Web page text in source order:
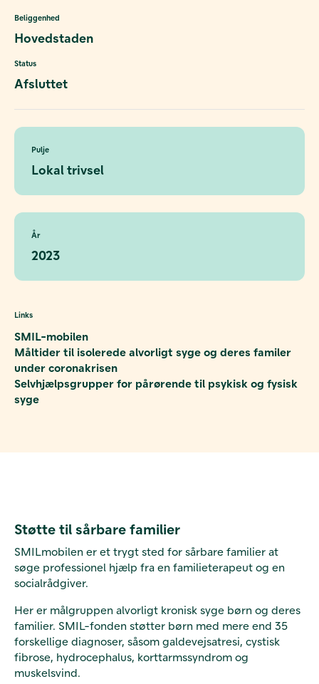
Beliggenhed
Hovedstaden
Status
Afsluttet
Pulje
Lokal trivsel
År
2023
Links
SMIL-mobilen
Måltider til isolerede alvorligt syge og deres familer
under coronakrisen
Selvhjælpsgrupper for pårørende til psykisk og fysisk
syge
Støtte til sårbare familier
SMILmobilen er et trygt sted for sårbare familier at
søge professionel hjælp fra en familieterapeut og en
socialrådgiver.
Her er målgruppen alvorligt kronisk syge børn og deres
familier. SMIL-fonden støtter børn med mere end 35
forskellige diagnoser, såsom galdevejsatresi, cystisk
fibrose, hydrocephalus, korttarmssyndrom og
muskelsvind.